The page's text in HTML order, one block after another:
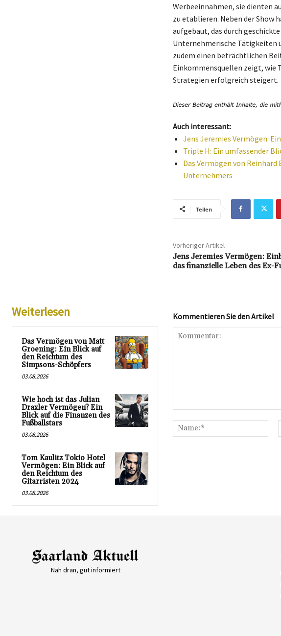
Werbeeinnahmen, sie dienten
zu etablieren. Neben der
aufgebaut, das durch
Unternehmerische Tätigkeiten
zudem einen beträchtlichen
Einkommensquellen zeigt, wie
Strategien erfolgreich steigert.
Auch interessant:
Jens Jeremies Vermögen:
Triple H: Ein umfassender
Das Vermögen von
Unternehmers
Teilen
Vorheriger Artikel
Jens Jeremies Vermögen:
das finanzielle Leben des Ex-
Weiterlesen
Das Vermögen von Matt
Groening: Ein Blick auf
den Reichtum des
Simpsons-Schöpfers
03.08.2026
Wie hoch ist das Julian
Draxler Vermögen? Ein
Blick auf die Finanzen des
Fußballstars
03.08.2026
Tom Kaulitz Tokio Hotel
Vermögen: Ein Blick auf
den Reichtum des
Gitarristen 2024
03.08.2026
Kommentieren Sie den Artikel
Nah dran, gut informiert